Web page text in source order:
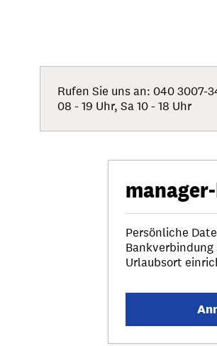
Rufen Sie uns an: 040 3007-
08 - 19 Uhr, Sa 10 - 18 Uhr
Persönliche
Urlaubsort